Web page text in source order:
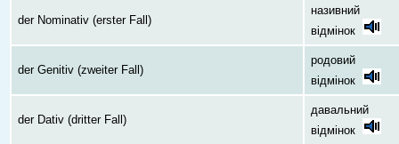
der Nominativ (erster Fall)
називний
відмінок
der Genitiv (zweiter Fall)
родовий
відмінок
der Dativ (dritter Fall)
давальний
відмінок